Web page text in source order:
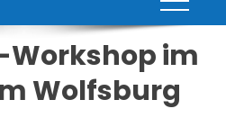
Workshop im
Wolfsburg